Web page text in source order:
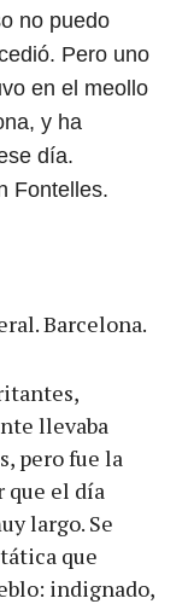
no puedo
Pero uno
en el meollo
y ha
día.
Fontelles.
Barcelona.
llevaba
pero fue la
que el día
largo. Se
que
indignado,